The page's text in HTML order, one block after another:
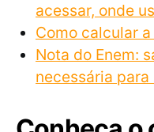
acessar, onde
Como calcular
Nota do Enem:
necessária